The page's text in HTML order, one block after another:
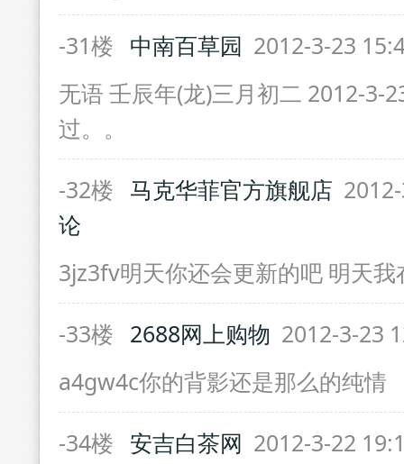
-31楼 中南百草园 2012-3-23
无语 壬辰年(龙)三月初二 2012-3-
过。。
-32楼 马克华菲官方旗舰店
论
3jz3fv明天你还会更新的吧 明天我
-33楼 2688网上购物 2012-3-23
a4gw4c你的背影还是那么的纯情
-34楼 安吉白茶网 2012-3-22